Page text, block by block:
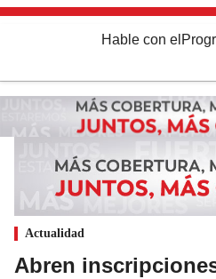
Hable con el
Actualidad
Abren